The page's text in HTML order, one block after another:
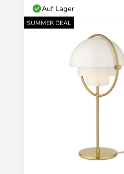
Auf Lager
SUMMER DEAL